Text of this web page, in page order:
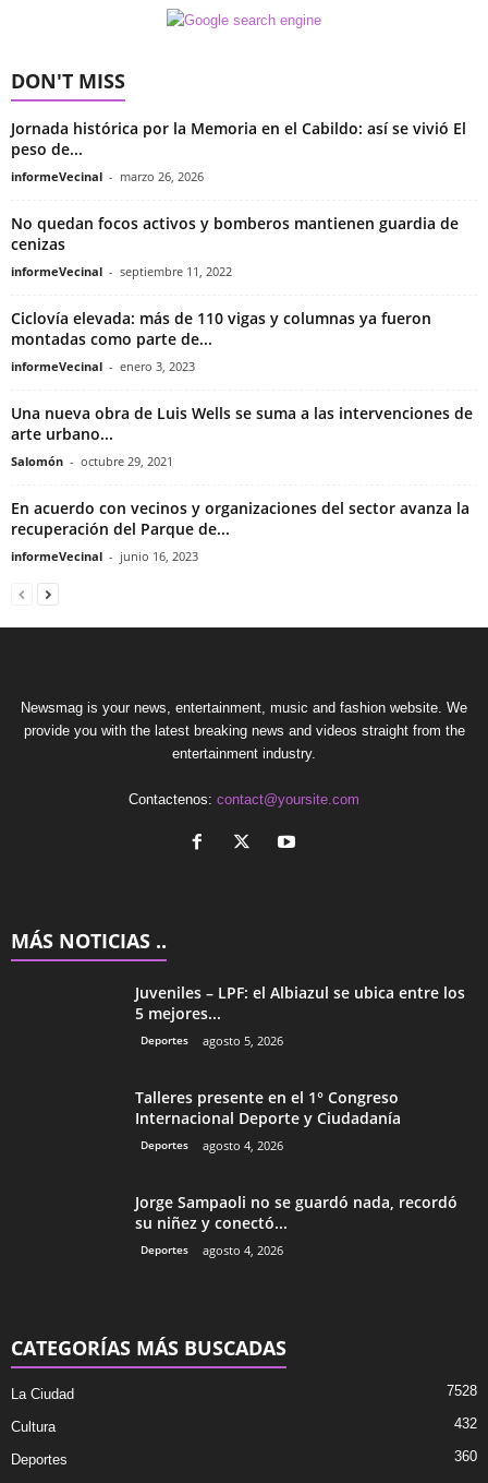
DON'T MISS
Jornada histórica por la Memoria en el Cabildo: así se vivió El
peso de...
informeVecinal - marzo 26, 2026
No quedan focos activos y bomberos mantienen guardia de
cenizas
informeVecinal - septiembre 11, 2022
Ciclovía elevada: más de 110 vigas y columnas ya fueron
montadas como parte de...
informeVecinal - enero 3, 2023
Una nueva obra de Luis Wells se suma a las intervenciones de
arte urbano...
Salomón - octubre 29, 2021
En acuerdo con vecinos y organizaciones del sector avanza la
recuperación del Parque de...
informeVecinal - junio 16, 2023
Newsmag is your news, entertainment, music and fashion website. We
provide you with the latest breaking news and videos straight from the
entertainment industry.
Contactenos: contact@yoursite.com
MÁS NOTICIAS ..
Juveniles – LPF: el Albiazul se ubica entre los
5 mejores...
Deportes agosto 5, 2026
Talleres presente en el 1° Congreso
Internacional Deporte y Ciudadanía
Deportes agosto 4, 2026
Jorge Sampaoli no se guardó nada, recordó
su niñez y conectó...
Deportes agosto 4, 2026
CATEGORÍAS MÁS BUSCADAS
La Ciudad 7528
Cultura 432
Deportes
360